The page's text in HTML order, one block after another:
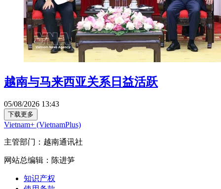
越南与马来西亚关系日益活跃
05/08/2026 13:43
下载更多
Vietnam+ (VietnamPlus)
主管部门：越南通讯社
网站总编辑：陈进笋
知识产权